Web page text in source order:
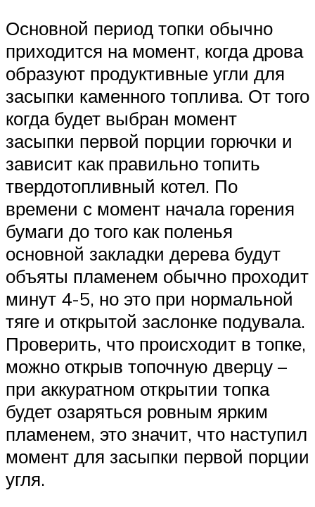
Основной период топки обычно
приходится на момент, когда дрова
образуют продуктивные угли для
засыпки каменного топлива. От того
когда будет выбран момент
засыпки первой порции горючки и
зависит как правильно топить
твердотопливный котел. По
времени с момент начала горения
бумаги до того как поленья
основной закладки дерева будут
объяты пламенем обычно проходит
минут 4-5, но это при нормальной
тяге и открытой заслонке подувала.
Проверить, что происходит в топке,
можно открыв топочную дверцу –
при аккуратном открытии топка
будет озаряться ровным ярким
пламенем, это значит, что наступил
момент для засыпки первой порции
угля.